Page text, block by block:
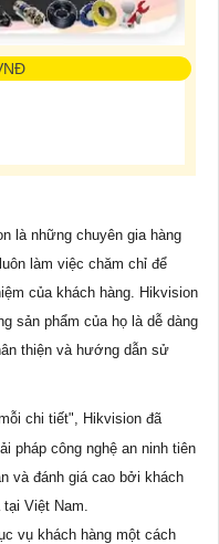
là những chuyên gia hàng
làm việc chăm chỉ để
của khách hàng. Hikvision
sản phẩm của họ là dễ dàng
thiện và hướng dẫn sử
chi tiết", Hikvision đã
pháp công nghệ an ninh tiên
và đánh giá cao bởi khách
Việt Nam.
vụ khách hàng một cách